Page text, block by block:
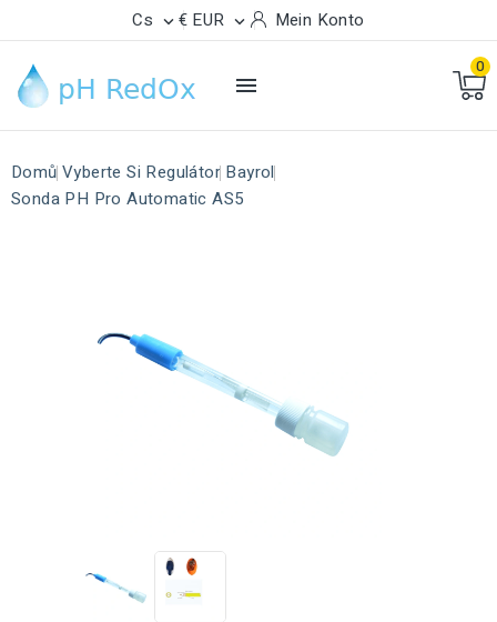
Cs  € EUR  Mein Konto

0
Domů Vyberte Si Regulátor Bayrol
Sonda PH Pro Automatic AS5